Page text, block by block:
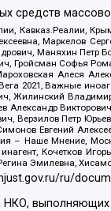
средств
Кавказ.Реалии,
Маркелов
Маняхин Петр
Гройсман Софья
Алеся
Вега 2021, Важные
Жилинский Владимир
Александр
Верзилов Петр
Евгений
– Наше Мнение,
Кочетков
Эмилевна,
ru/
выполняющих